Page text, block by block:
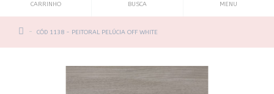
MENU
BUSCA
CARRINHO
CÓD 1138 - PEITORAL PELÚCIA OFF WHITE